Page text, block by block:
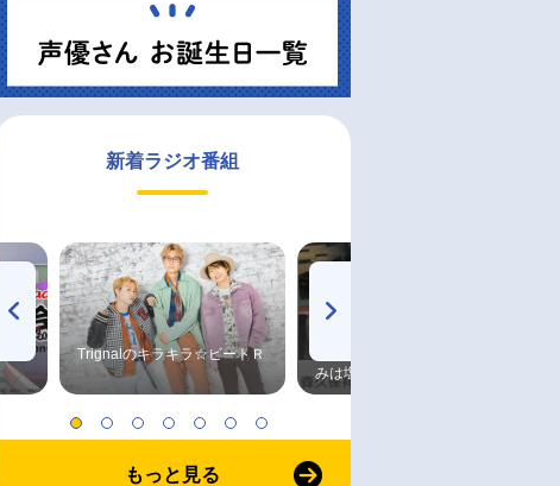
新着ラジオ番組
Trignalのキラキラ☆ビートＲ
みは塩だけ
もっと見る